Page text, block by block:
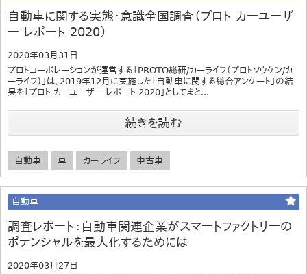
自動車に関する実態・意識全国調査（プロト カーユーザ
ー レポート 2020）
2020年03月31日
プロトコーポレーションが運営する「PROTO総研/カーライフ（プロトソウケン/カ
ーライフ）」は、2019年12月に実施した「自動車に関する総合アンケート」の結
果を「プロト カーユーザー レポート 2020」としてまと...
続きを読む
自動車 車 カーライフ 中古車
自動車
調査レポート：自動車関連企業がスマートファクトリーの
ポテンシャルを最大化するためには
2020年03月27日